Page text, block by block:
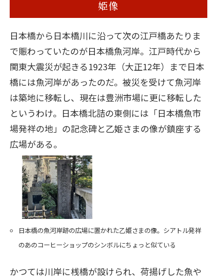
姫像
日本橋から日本橋川に沿って次の江戸橋あたりま
で賑わっていたのが日本橋魚河岸。江戸時代から
関東大震災が起きる1923年（大正12年）まで日本
橋には魚河岸があったのだ。被災を受けて魚河岸
は築地に移転し、現在は豊洲市場に更に移転した
というわけ。日本橋北詰の東側には「日本橋魚市
場発祥の地」の記念碑と乙姫さまの像が鎮座する
広場がある。
日本橋の魚河岸跡の広場に置かれた乙姫さまの像。シアトル発祥
のあのコーヒーショップのシンボルにちょっと似ている
かつては川岸に桟橋が設けられ、荷揚げした魚や